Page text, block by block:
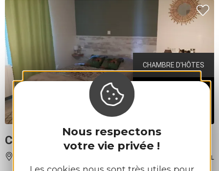
Nous respectons
votre vie privée !
CHAMBRE D'HÔTES
CHAMBRE LES AUZALS
À 4.5 KM DE REBOURGUIL